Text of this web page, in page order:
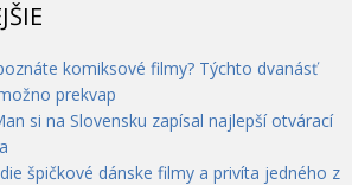
komiksové filmy? Týchto dvanásť
prekvap
si na Slovensku zapísal najlepší otvárací
špičkové dánske filmy a privíta jedného z